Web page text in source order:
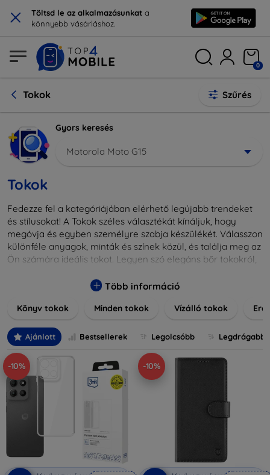
× Töltsd le az alkalmazásunkat a
könnyebb vásárláshoz.
0
Tokok Szűrés
Gyors keresés
Motorola Moto G15
Tokok
Fedezze fel a kategóriájában elérhető legújabb trendeket
és stílusokat! A Tokok széles választékát kínáljuk, hogy
megóvja és egyben személyre szabja készülékét. Válasszon
különféle anyagok, minták és színek közül, és találja meg az
Ön számára ideális tokot. Legyen szó elegáns bőr tokokról,
nálunk mindenki megtalálja a stílusához leginkább illő
különlegesebbé eszközeit a tökéletes tokkal!
Több információ
Könyv tokok Minden tokok Vízálló tokok
Ajánlott Bestsellerek Legolcsóbb Legdrágabb
-10% -10%